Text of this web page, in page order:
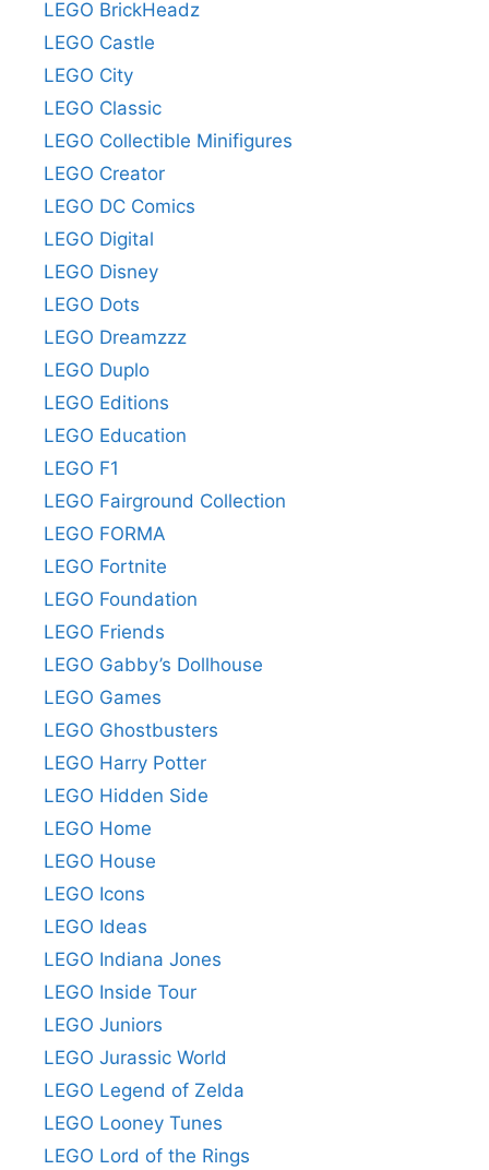
LEGO BrickHeadz
LEGO Castle
LEGO City
LEGO Classic
LEGO Collectible Minifigures
LEGO Creator
LEGO DC Comics
LEGO Digital
LEGO Disney
LEGO Dots
LEGO Dreamzzz
LEGO Duplo
LEGO Editions
LEGO Education
LEGO F1
LEGO Fairground Collection
LEGO FORMA
LEGO Fortnite
LEGO Foundation
LEGO Friends
LEGO Gabby’s Dollhouse
LEGO Games
LEGO Ghostbusters
LEGO Harry Potter
LEGO Hidden Side
LEGO Home
LEGO House
LEGO Icons
LEGO Ideas
LEGO Indiana Jones
LEGO Inside Tour
LEGO Juniors
LEGO Jurassic World
LEGO Legend of Zelda
LEGO Looney Tunes
LEGO Lord of the Rings